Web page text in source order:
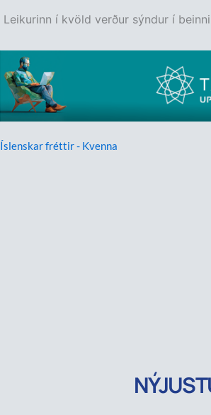
Leikurinn í kvöld verður sýndur í
Íslenskar fréttir - Kvenna